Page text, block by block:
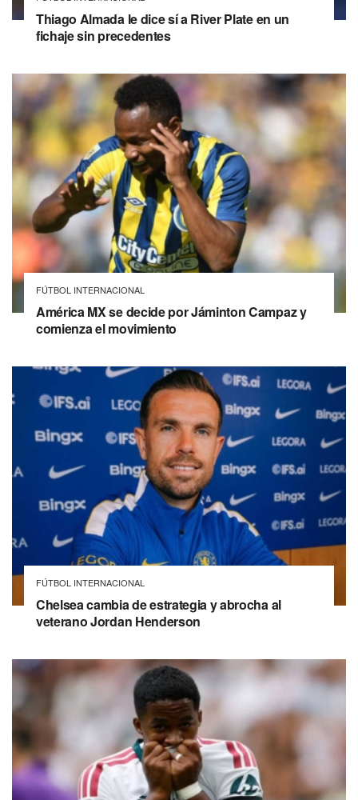
Thiago Almada le dice sí a River Plate en un
fichaje sin precedentes
FÚTBOL INTERNACIONAL
América MX se decide por Jáminton Campaz y
comienza el movimiento
FÚTBOL INTERNACIONAL
Chelsea cambia de estrategia y abrocha al
veterano Jordan Henderson